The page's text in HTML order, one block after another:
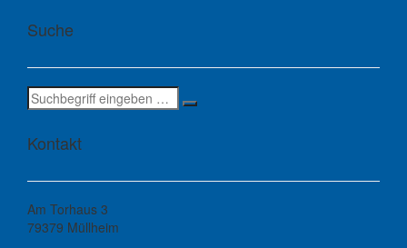
Suche
Jetzt
Kontakt
Am Torhaus 3
79379 Müllheim